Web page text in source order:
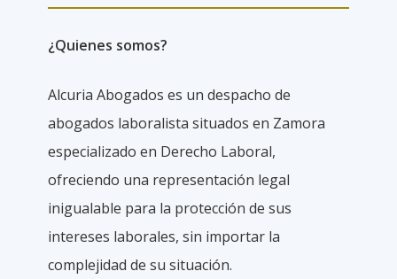
¿Quienes somos?
Alcuria Abogados es un despacho de
abogados laboralista situados en Zamora
especializado en Derecho Laboral,
ofreciendo una representación legal
inigualable para la protección de sus
intereses laborales, sin importar la
complejidad de su situación.